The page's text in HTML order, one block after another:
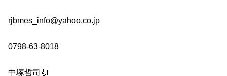
rjbmes_info@yahoo.co.jp
0798-63-8018
中塚哲司🎻